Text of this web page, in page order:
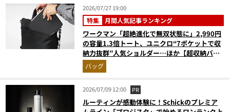
2026/07/27 19:00
特集 月間人気記事ランキング
ワークマン「超絶進化で無双状態に」2,990円
の容量1.3倍トート、ユニクロ“7ポケットで収
納力抜群”人気ショルダー…ほか【超収納バッ
グの人気記事ランキングベスト3】（2026年6
月版）
バッグ
2026/07/09 12:00 PR
ルーティンが感動体験に！Schickのプレミア